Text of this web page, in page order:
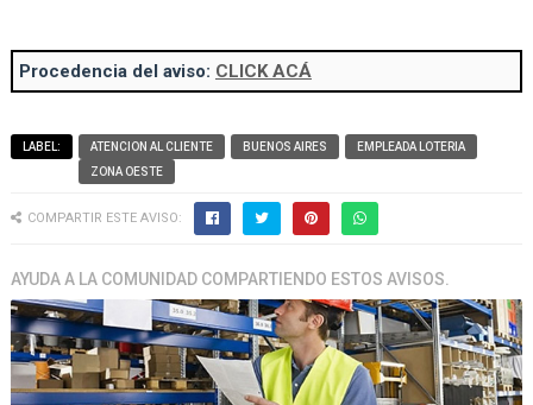
Procedencia del aviso: CLICK ACÁ
LABEL: ATENCION AL CLIENTE BUENOS AIRES
EMPLEADA LOTERIA
ZONA OESTE
COMPARTIR ESTE AVISO:
AYUDA A LA COMUNIDAD COMPARTIENDO ESTOS AVISOS.